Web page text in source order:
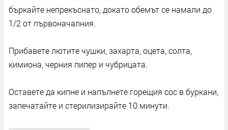
бъркайте непрекъснато, докато обемът се намали до
1/2 от първоначалния.
Прибавете лютите чушки, захарта, оцета, солта,
кимиона, черния пипер и чубрицата.
Оставете да кипне и напълнете горещия сос в буркани,
запечатайте и стерилизирайте 10 минути.